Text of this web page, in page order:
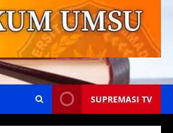
SUPREMASI TV